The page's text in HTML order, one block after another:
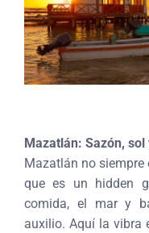
Mazatlán: Sazón,
Mazatlán no siempre
que es un hidden
comida, el mar y
auxilio. Aquí la vibra